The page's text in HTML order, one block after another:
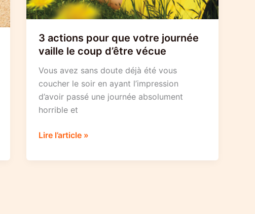
3 actions pour que votre journée
vaille le coup d’être vécue
Vous avez sans doute déjà été vous
coucher le soir en ayant l’impression
d’avoir passé une journée absolument
horrible et
3
pour
Lire l’article »